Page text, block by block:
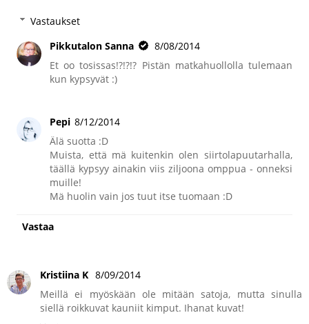
Vastaukset
Pikkutalon Sanna
8/08/2014
Et oo tosissas!?!?!? Pistän matkahuollolla tulemaan
kun kypsyvät :)
Pepi 8/12/2014
Älä suotta :D
Muista, että mä kuitenkin olen siirtolapuutarhalla,
täällä kypsyy ainakin viis ziljoona omppua - onneksi
muille!
Mä huolin vain jos tuut itse tuomaan :D
Vastaa
Kristiina K 8/09/2014
Meillä ei myöskään ole mitään satoja, mutta sinulla
siellä roikkuvat kauniit kimput. Ihanat kuvat!